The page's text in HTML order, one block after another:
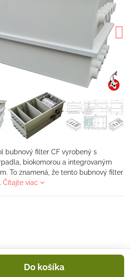
bubnový filter CF vyrobený s
biokomorou a integrovaným
To znamená, že tento bubnový filter
Čítajte viac
Do košíka